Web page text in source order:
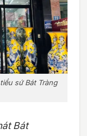
sứ Bát Tràng
Bát